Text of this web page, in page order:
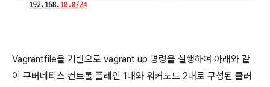
Vagrantfile을 기반으로 vagrant up 명령을 실행하여 아래와 같
이 쿠버네티스 컨트롤 플레인 1대와 워커노드 2대로 구성된 클러